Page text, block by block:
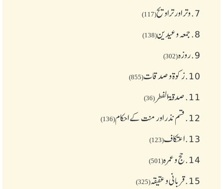
7. وتر اور تراویح(117)
8. جمعہ وعیدین(138)
9. روزہ(302)
10. زکوة و صدقات(855)
11. صدقۃ الفطر (36)
12. قسم نذر اور منت کے احکام(136)
13. اعتکاف(123)
14. حج و عمرہ(501)
15. قربانی و عقیقہ(325)